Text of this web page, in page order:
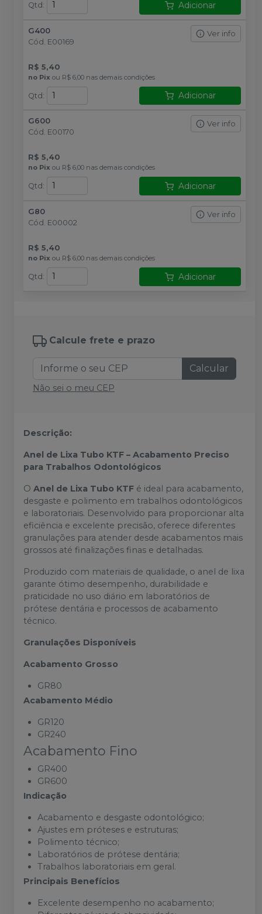
Qtd : Adicionar
G400
Cód. E00169
Ver info
R$ 5,40
no Pix ou R$ 6,00 nas demais condições
Qtd: Adicionar
G600
Cód. E00170
Ver info
R$ 5,40
no Pix ou R$ 6,00 nas demais condições
Qtd : Adicionar
G80
Cód. E00002
Ver info
R$ 5,40
no Pix ou R$ 6,00 nas demais condições
Qtd : Adicionar
Calcule frete e prazo
Calcular
Não sei o meu CEP
Descrição:
Anel de Lixa Tubo KTF – Acabamento Preciso
para Trabalhos Odontológicos
O Anel de Lixa Tubo KTF é ideal para acabamento,
desgaste e polimento em trabalhos odontológicos
e laboratoriais. Desenvolvido para proporcionar alta
eficiência e excelente precisão, oferece diferentes
granulações para atender desde acabamentos mais
grossos até finalizações finas e detalhadas.
Produzido com materiais de qualidade, o anel de lixa
garante ótimo desempenho, durabilidade e
praticidade no uso diário em laboratórios de
prótese dentária e processos de acabamento
técnico.
Granulações Disponíveis
Acabamento Grosso
GR80
Acabamento Médio
GR120
GR240
Acabamento Fino
GR400
GR600
Indicação
Acabamento e desgaste odontológico;
Ajustes em próteses e estruturas;
Polimento técnico;
Laboratórios de prótese dentária;
Trabalhos laboratoriais em geral.
Principais Benefícios
Excelente desempenho no acabamento;